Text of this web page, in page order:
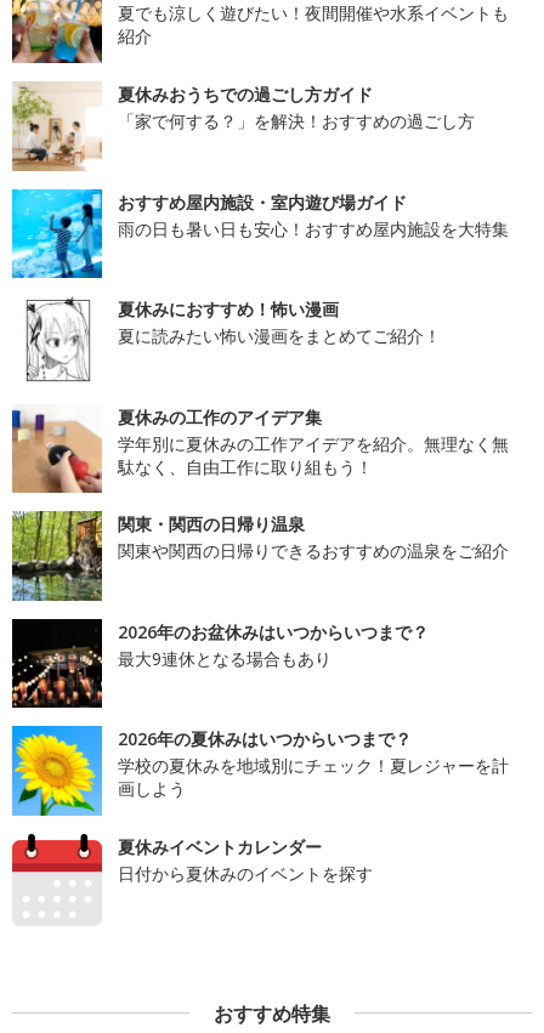
夏でも涼しく遊びたい！夜間開催や水系イベントも
紹介
夏休みおうちでの過ごし方ガイド
「家で何する？」を解決！おすすめの過ごし方
おすすめ屋内施設・室内遊び場ガイド
雨の日も暑い日も安心！おすすめ屋内施設を大特集
夏休みにおすすめ！怖い漫画
夏に読みたい怖い漫画をまとめてご紹介！
夏休みの工作のアイデア集
学年別に夏休みの工作アイデアを紹介。無理なく無
駄なく、自由工作に取り組もう！
関東・関西の日帰り温泉
関東や関西の日帰りできるおすすめの温泉をご紹介
2026年のお盆休みはいつからいつまで？
最大9連休となる場合もあり
2026年の夏休みはいつからいつまで？
学校の夏休みを地域別にチェック！夏レジャーを計
画しよう
夏休みイベントカレンダー
日付から夏休みのイベントを探す
おすすめ特集